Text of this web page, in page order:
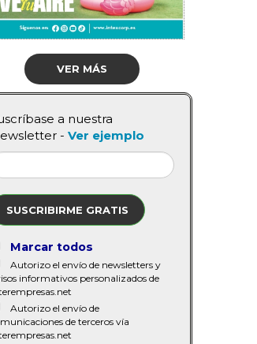
VER MÁS
a nuestra
- Ver ejemplo
SUSCRIBIRME GRATIS
Marcar todos
Autorizo el envío de newsletters y
informativos personalizados de
Autorizo el envío de
de terceros vía